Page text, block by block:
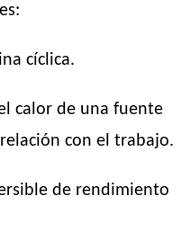
cíclica.
calor de una fuente
con el trabajo.
de rendimiento